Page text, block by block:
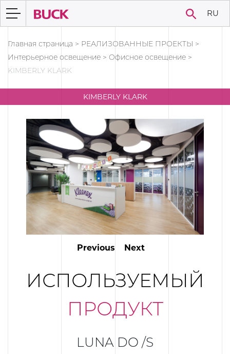
RU
Главная страница > РЕАЛИЗОВАННЫЕ ПРОЕКТЫ >
Интерьерное освещение > Oфисное освещение >
KIMBERLY KLARK
KIMBERLY KLARK
Previous Next
ИСПОЛЬЗУЕМЫЙ
ПРОДУКТ
LUNA DO /S